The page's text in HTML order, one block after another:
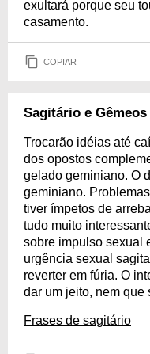
exultará porque seu
casamento.
COPIAR
Sagitário e Gêmeos
Trocarão idéias até
dos opostos
gelado geminiano. O
geminiano.
tiver ímpetos de
tudo muito
sobre impulso sexual
urgência sexual
reverter em fúria. O
dar um jeito, nem que
Frases de sagitário